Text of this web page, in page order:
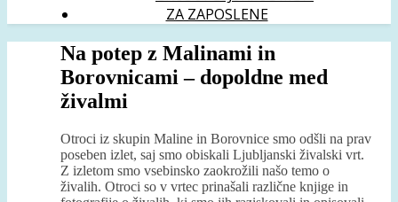
ZA ZAPOSLENE
Na potep z Malinami in
Borovnicami – dopoldne med
živalmi
Otroci iz skupin Maline in Borovnice smo odšli na prav
poseben izlet, saj smo obiskali Ljubljanski živalski vrt.
Z izletom smo vsebinsko zaokrožili našo temo o
živalih. Otroci so v vrtec prinašali različne knjige in